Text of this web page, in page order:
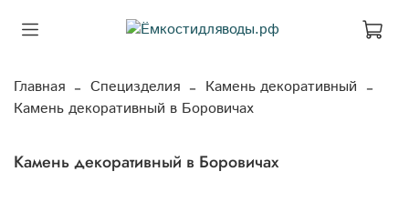
Главная Специзделия
Камень декоративный
Камень декоративный в Боровичах
Камень декоративный в Боровичах